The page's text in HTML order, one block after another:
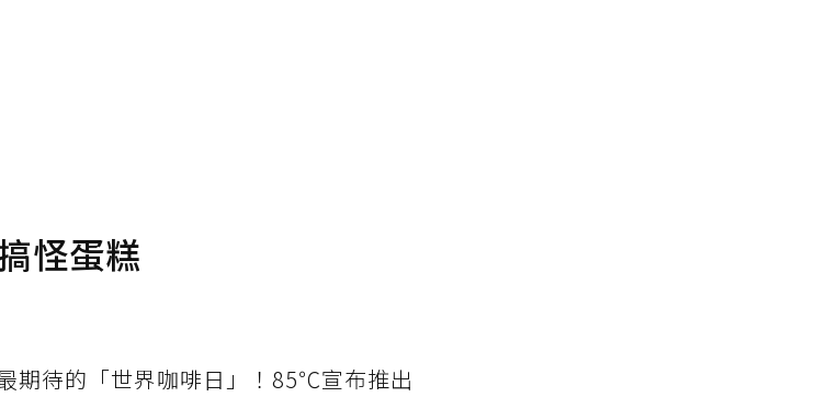
怪蛋糕
期待的「世界咖啡日」！85℃宣布推出